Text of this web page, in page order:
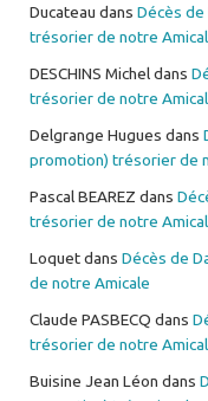
Ducateau dans Décès de
trésorier de notre
DESCHINS Micheldans
trésorier de notre
Delgrange Hugues dans
promotion) trésorier de
Pascal BEAREZ dans
trésorier de notre
Loquetdans Décès de
de notre Amicale
Claude PASBECQ dans
trésorier de notre
Buisine Jean Léon dans